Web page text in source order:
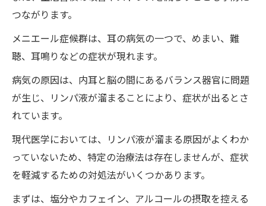
つながります。
メニエール症候群は、耳の病気の一つで、めまい、難
聴、耳鳴りなどの症状が現れます。
病気の原因は、内耳と脳の間にあるバランス器官に問題
が生じ、リンパ液が溜まることにより、症状が出るとさ
れています。
現代医学においては、リンパ液が溜まる原因がよくわか
っていないため、特定の治療法は存在しませんが、症状
を軽減するための対処法がいくつかあります。
まずは、塩分やカフェイン、アルコールの摂取を控える